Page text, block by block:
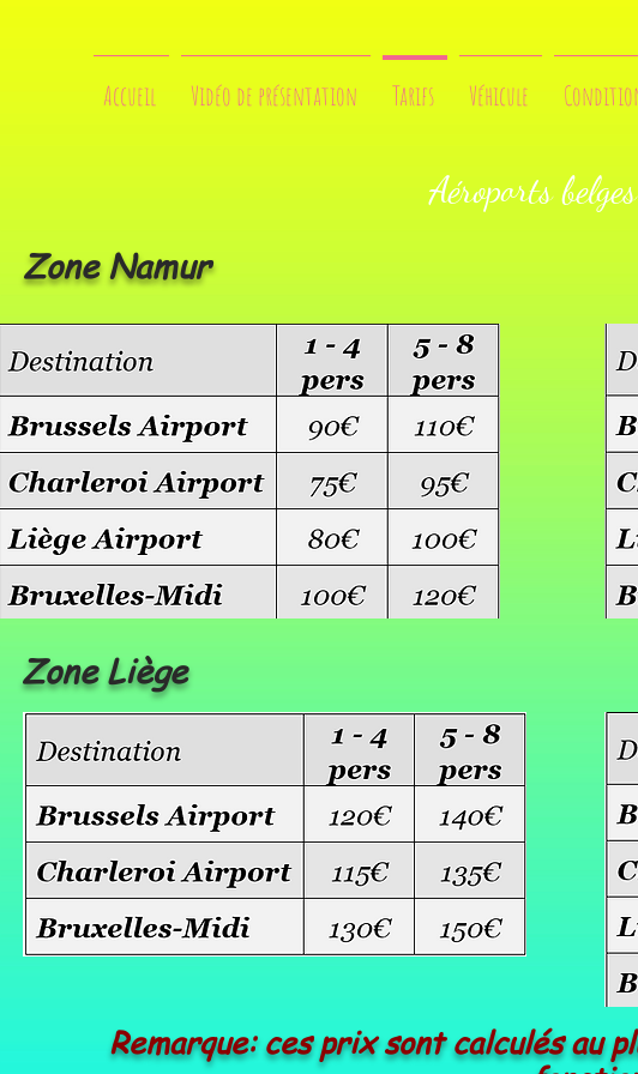
Accueil Vidéo de présentation Tarifs Véhicule
Zone Namur
Aéroports belges
Zone Liège
Remarque: ces prix sont calculés au